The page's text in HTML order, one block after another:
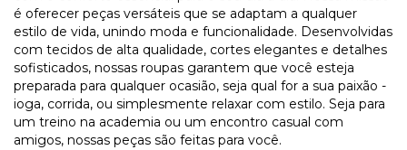
é oferecer peças versáteis que se adaptam a qualquer
estilo de vida, unindo moda e funcionalidade. Desenvolvidas
com tecidos de alta qualidade, cortes elegantes e detalhes
sofisticados, nossas roupas garantem que você esteja
preparada para qualquer ocasião, seja qual for a sua paixão -
ioga, corrida, ou simplesmente relaxar com estilo. Seja para
um treino na academia ou um encontro casual com
amigos, nossas peças são feitas para você.